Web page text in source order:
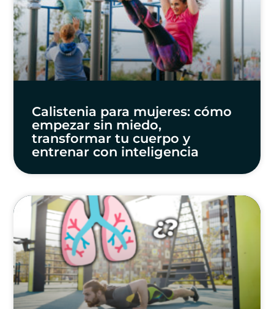
Calistenia para mujeres: cómo
empezar sin miedo,
transformar tu cuerpo y
entrenar con inteligencia